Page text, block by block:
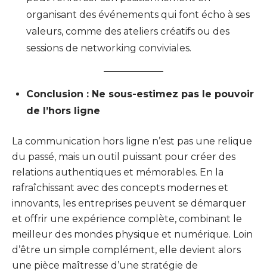
organisant des événements qui font écho à ses
valeurs, comme des ateliers créatifs ou des
sessions de networking conviviales.
Conclusion : Ne sous-estimez pas le pouvoir
de l’hors ligne
La communication hors ligne n’est pas une relique
du passé, mais un outil puissant pour créer des
relations authentiques et mémorables. En la
rafraîchissant avec des concepts modernes et
innovants, les entreprises peuvent se démarquer
et offrir une expérience complète, combinant le
meilleur des mondes physique et numérique. Loin
d’être un simple complément, elle devient alors
une pièce maîtresse d’une stratégie de